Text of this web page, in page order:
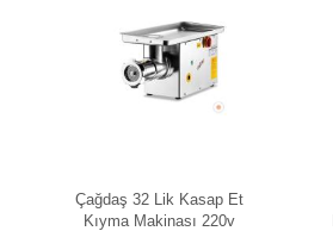
Çağdaş 32 Lik Kasap Et
Kıyma Makinası 220v